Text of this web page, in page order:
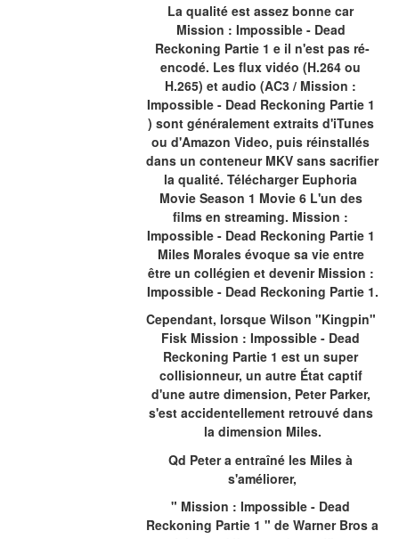
La qualité est assez bonne car
Mission : Impossible - Dead
Reckoning Partie 1 e il n'est pas ré-
encodé. Les flux vidéo (H.264 ou
H.265) et audio (AC3 / Mission :
Impossible - Dead Reckoning Partie 1
) sont généralement extraits d'iTunes
ou d'Amazon Video, puis réinstallés
dans un conteneur MKV sans sacrifier
la qualité. Télécharger Euphoria
Movie Season 1 Movie 6 L'un des
films en streaming. Mission :
Impossible - Dead Reckoning Partie 1
Miles Morales évoque sa vie entre
être un collégien et devenir Mission :
Impossible - Dead Reckoning Partie 1.
Cependant, lorsque Wilson "Kingpin"
Fisk Mission : Impossible - Dead
Reckoning Partie 1 est un super
collisionneur, un autre État captif
d'une autre dimension, Peter Parker,
s'est accidentellement retrouvé dans
la dimension Miles.
Qd Peter a entraîné les Miles à
s'améliorer,
" Mission : Impossible - Dead
Reckoning Partie 1 " de Warner Bros a